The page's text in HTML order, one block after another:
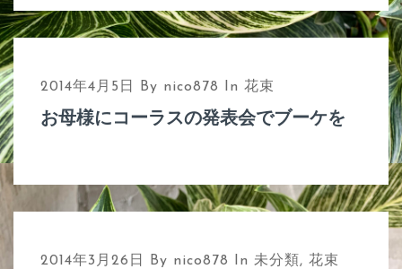
2014年4月5日 By nico878 In 花束
お母様にコーラスの発表会でブーケを
2014年3月26日 By nico878 In 未分類, 花束